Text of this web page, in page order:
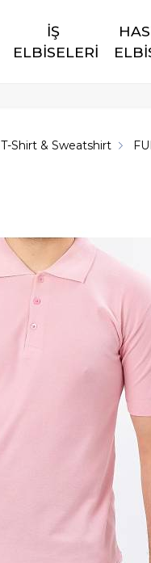
İŞ
ELBİSELERİ
T-Shirt & Sweatshirt